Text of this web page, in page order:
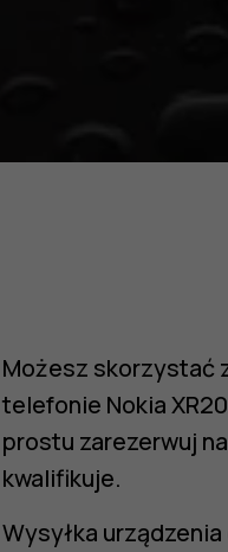
Możesz skorzystać
telefonie Nokia
prostu zarezerwuj
kwalifikuje.
Wysyłka